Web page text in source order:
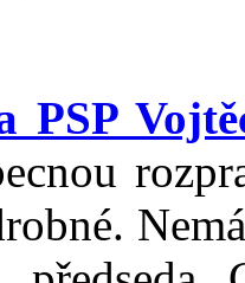
PSP